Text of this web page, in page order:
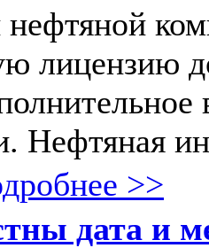
лицензию
Нефтяная
>>
дата и